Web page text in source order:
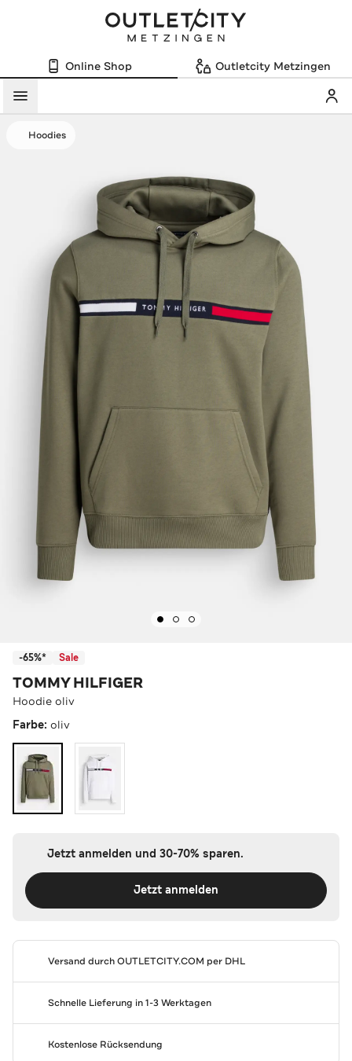
Online Shop Outletcity Metzingen
Menü
Hoodies
-65%* Sale
TOMMY HILFIGER
Hoodie oliv
Farbe: oliv
Jetzt anmelden und 30-70% sparen.
Jetzt anmelden
Versand durchOUTLETCITY.COM per DHL
Schnelle Lieferung in 1-3 Werktagen
Kostenlose Rücksendung